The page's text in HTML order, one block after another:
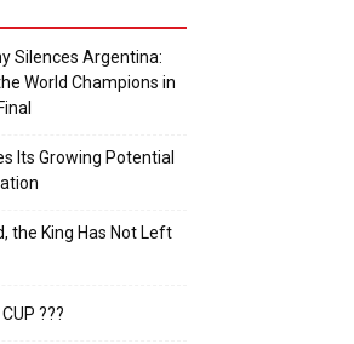
Silences Argentina:
World Champions in
Its Growing Potential
the King Has Not Left
???